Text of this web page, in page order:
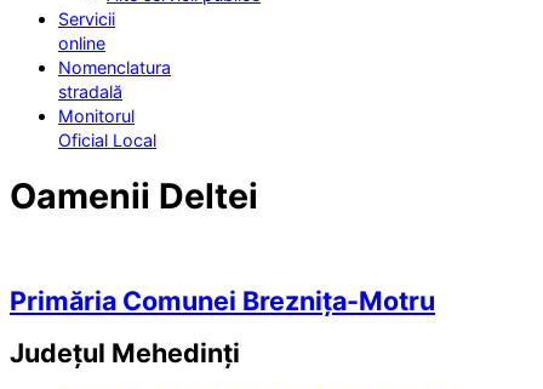
Servicii
online
Nomenclatura
stradală
Monitorul
Oficial Local
Oamenii Deltei
Primăria Comunei Breznița-Motru
Județul Mehedinți